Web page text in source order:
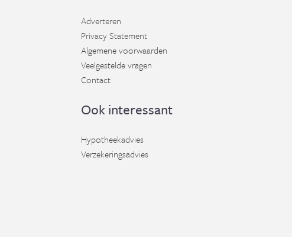
Adverteren
Privacy Statement
Algemene voorwaarden
Veelgestelde vragen
Contact
Ook interessant
Hypotheekadvies
Verzekeringsadvies